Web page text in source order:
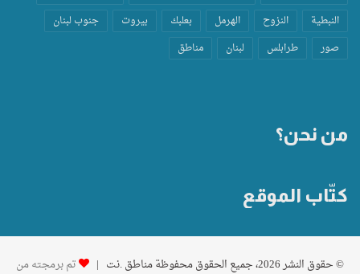
النبطية
النزوح الهرمل بعلبك بيروت
جنوب لبنان
صور
طرابلس لبنان مناطق
من نحن؟
كتّاب الموقع
© حقوق النشر 2026، جميع الحقوق محفوظة مناطق .نت | تم برمجته من